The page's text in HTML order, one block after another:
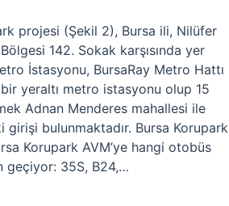
projesi (Şekil 2), Bursa ili, Nilüfer
142. Sokak karşısında yer
İstasyonu, BursaRay Metro Hattı
yeraltı metro istasyonu olup 15
Adnan Menderes mahallesi ile
bulunmaktadır. Bursa Korupark
Korupark AVM’ye hangi otobüs
geçiyor: 35S, B24,…